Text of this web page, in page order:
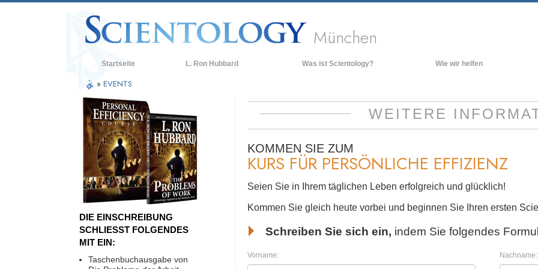
München
Startseite L. Ron Hubbard Was ist Scientology?
Kodizes
Lernen Sie einen Scientologen kennen
Wie wir helfen
» EVENTS
WEITERE
KOMMEN SIE ZUM
KURS FÜR PERSÖNLICHE EFFIZIENZ
Seien Sie in Ihrem täglichen Leben erfolgreich und glücklich!
Kommen Sie gleich heute vorbei und beginnen Sie Ihren ersten
Schreiben Sie sich ein, indem Sie folgendes
Vorname: Nachname:
DIE EINSCHREIBUNG
SCHLIESST FOLGENDES
MIT EIN:
Taschenbuchausgabe von